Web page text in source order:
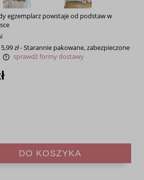
egzemplarz powstaje od podstaw w
zł- Starannie pakowane, zabezpieczone
sprawdź formy dostawy
DO KOSZYKA